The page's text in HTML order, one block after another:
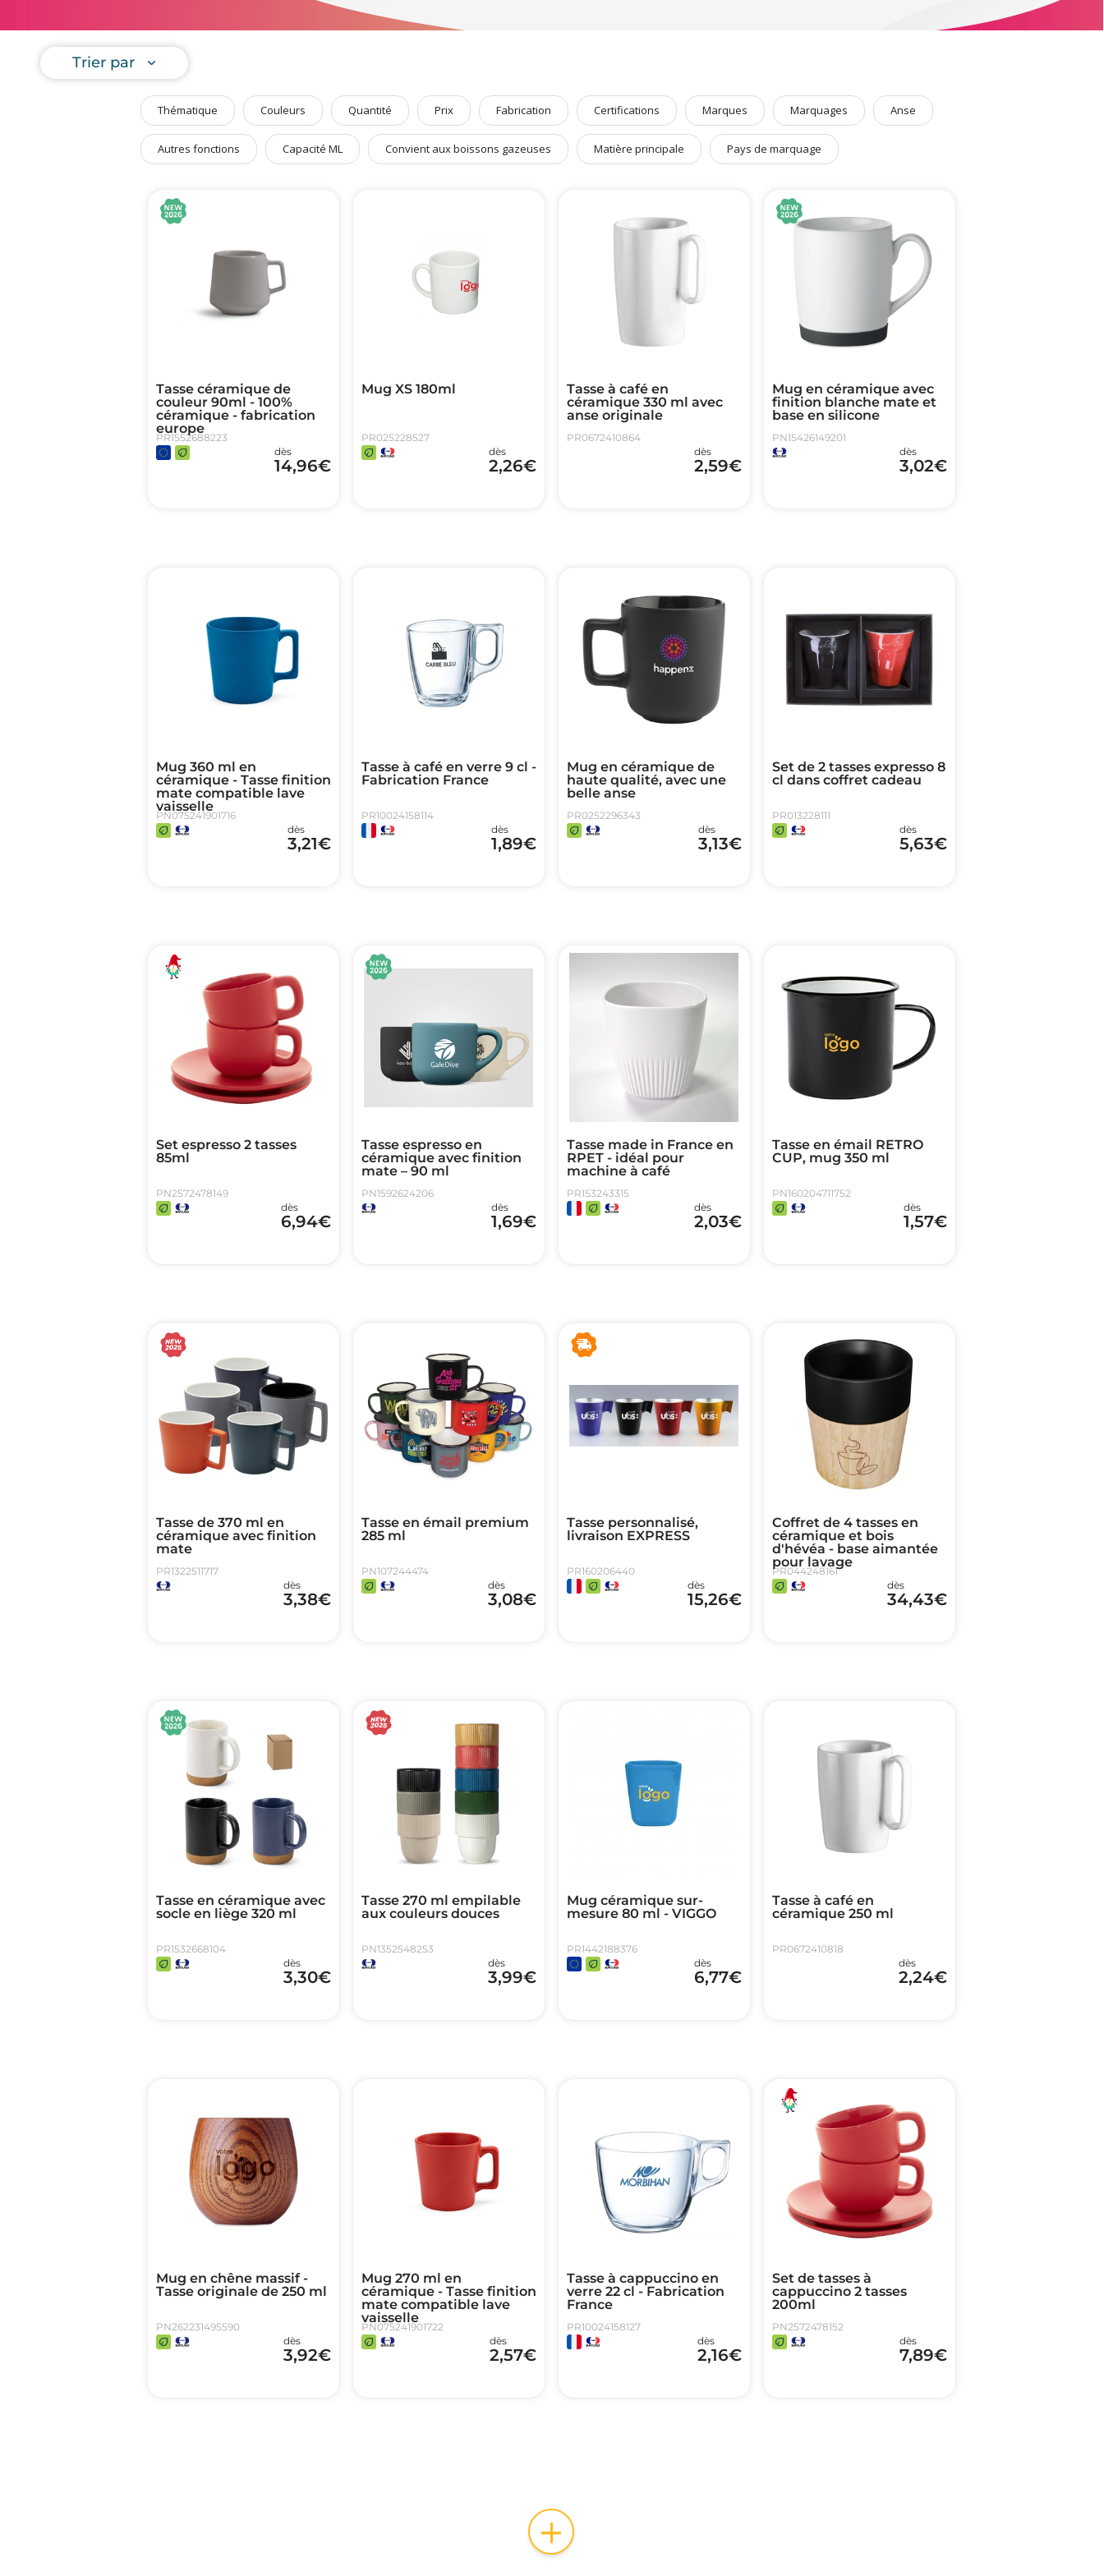
Bien être & Sécurité
Sports, loisirs & jouets
Accessoires Auto & Vélo
PLV & Mobiliers Pub
Temps Forts de l'Année
Evénement Entreprise
Mugs isothermes, sous-verres
Trier par
Thématique Couleurs Quantité Prix Fabrication Certifications Marques Marquages Anse
Autres fonctions Capacité ML Convient aux boissons gazeuses Matière principale Pays de marquage
Tasse céramique de
couleur 90ml - 100%
céramique - fabrication
europe
PR1552688223
dès
14,96€
Mug XS 180ml
PR025228527
dès
2,26€
Tasse à café en
céramique 330 ml avec
anse originale
PR0672410864
dès
2,59€
Mug en céramique avec
finition blanche mate et
base en silicone
PN15426149201
dès
3,02€
Mug 360 ml en
céramique - Tasse finition
mate compatible lave
vaisselle
PN075241901716
dès
3,21€
Tasse à café en verre 9 cl -
Fabrication France
PR10024158114
dès
1,89€
Mug en céramique de
haute qualité, avec une
belle anse
PR0252296343
dès
3,13€
Set de 2 tasses expresso 8
cl dans coffret cadeau
PR013228111
dès
5,63€
Set espresso 2 tasses
85ml
PN2572478149
dès
6,94€
Tasse espresso en
céramique avec finition
mate – 90 ml
PN1592624206
dès
1,69€
Tasse made in France en
RPET - idéal pour
machine à café
PR153243315
dès
2,03€
Tasse en émail RETRO
CUP, mug 350 ml
PN160204711752
dès
1,57€
Tasse de 370 ml en
céramique avec finition
mate
PR1322511717
dès
3,38€
Tasse en émail premium
285 ml
PN107244474
dès
3,08€
Tasse personnalisé,
livraison EXPRESS
PR160206440
dès
15,26€
Coffret de 4 tasses en
céramique et bois
d'hévéa - base aimantée
pour lavage
PR044248161
dès
34,43€
Tasse en céramique avec
socle en liège 320 ml
PR1532668104
dès
3,30€
Tasse 270 ml empilable
aux couleurs douces
PN1352548253
dès
3,99€
Mug céramique sur-
mesure 80 ml - VIGGO
PR1442188376
dès
6,77€
Tasse à café en
céramique 250 ml
PR0672410818
dès
2,24€
Mug en chêne massif -
Tasse originale de 250 ml
PN262231495590
dès
3,92€
Mug 270 ml en
céramique - Tasse finition
mate compatible lave
vaisselle
PN075241901722
dès
2,57€
Tasse à cappuccino en
verre 22 cl - Fabrication
France
PR10024158127
dès
2,16€
Set de tasses à
cappuccino 2 tasses
200ml
PN2572478152
dès
7,89€
+